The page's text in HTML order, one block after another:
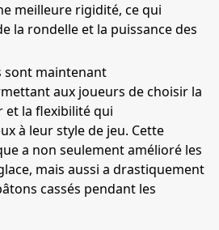
meilleure rigidité, ce qui
la rondelle et la puissance des
sont maintenant
aux joueurs de choisir la
et la flexibilité qui
à leur style de jeu. Cette
a non seulement amélioré les
mais aussi a drastiquement
cassés pendant les